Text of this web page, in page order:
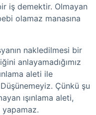
iş demektir. Olmayan
olamaz manasına
nakledilmesi bir
anlayamadığımız
aleti ile
Çünkü şu
ışınlama aleti,